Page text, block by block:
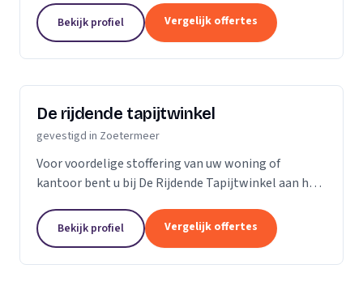
den Rijn en Gouda, bieden we onze diensten aan
zowel...
Bekijk profiel Vergelijk offertes
De rijdende tapijtwinkel
gevestigd in Zoetermeer
Voor voordelige stoffering van uw woning of
kantoor bent u bij De Rijdende Tapijtwinkel aan het
thuis met ons uitgebreide 'up to date' collectie...
Bekijk profiel Vergelijk offertes